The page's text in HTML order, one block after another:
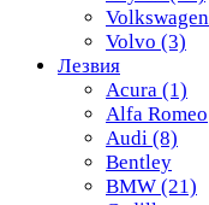
Volkswagen
Volvo (3)
Лезвия
Acura (1)
Alfa Romeo
Audi (8)
Bentley
BMW (21)